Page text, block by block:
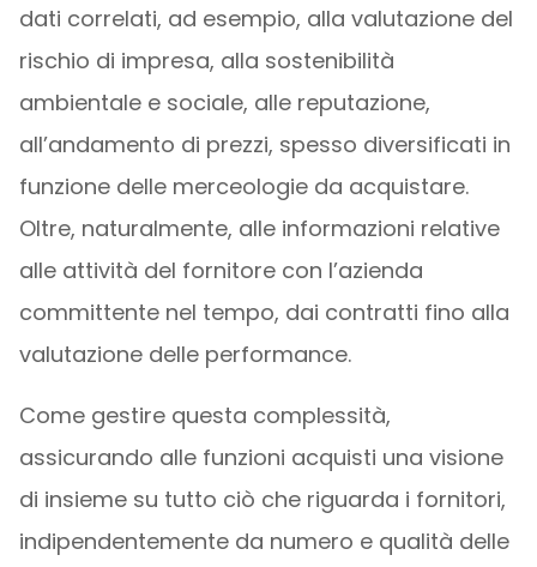
dati correlati, ad esempio, alla valutazione del
rischio di impresa, alla sostenibilità
ambientale e sociale, alle reputazione,
all’andamento di prezzi, spesso diversificati in
funzione delle merceologie da acquistare.
Oltre, naturalmente, alle informazioni relative
alle attività del fornitore con l’azienda
committente nel tempo, dai contratti fino alla
valutazione delle performance.
Come gestire questa complessità,
assicurando alle funzioni acquisti una visione
di insieme su tutto ciò che riguarda i fornitori,
indipendentemente da numero e qualità delle